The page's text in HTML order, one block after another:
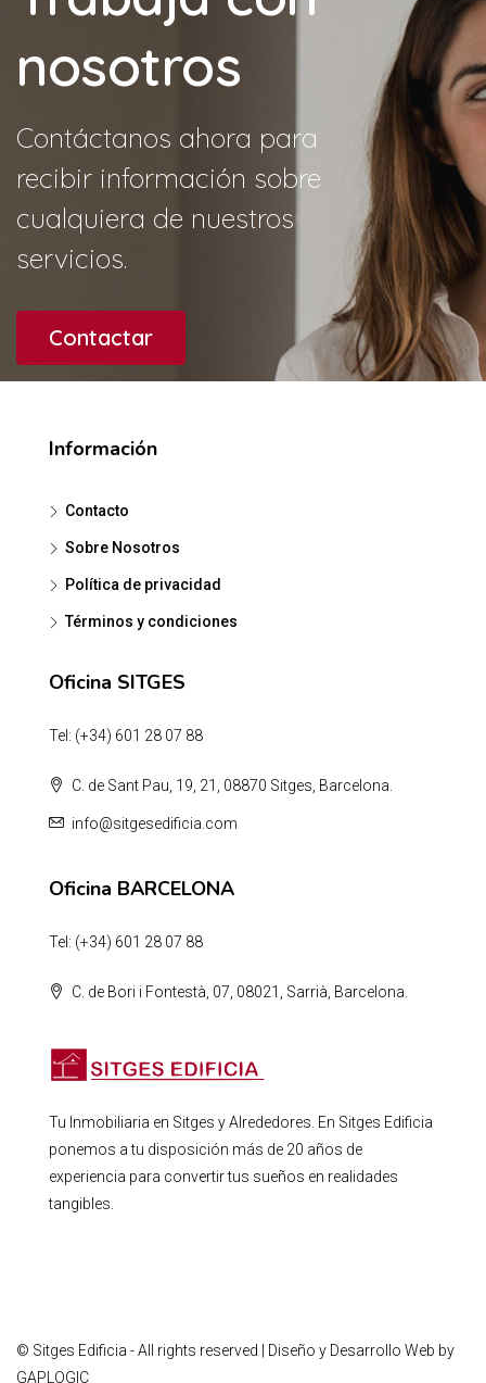
nosotros
Contáctanos ahora para
recibir información sobre
cualquiera de nuestros
servicios.
Contactar
Información
Contacto
Sobre Nosotros
Política de privacidad
Términos y condiciones
Oficina SITGES
Tel: (+34) 601 28 07 88
C. de Sant Pau, 19, 21, 08870 Sitges, Barcelona.
info@sitgesedificia.com
Oficina BARCELONA
Tel: (+34) 601 28 07 88
C. de Bori i Fontestà, 07, 08021, Sarrià, Barcelona.
Tu Inmobiliaria en Sitges y Alrededores. En Sitges Edificia
ponemos a tu disposición más de 20 años de
experiencia para convertir tus sueños en realidades
tangibles.
© Sitges Edificia - All rights reserved | Diseño y Desarrollo Web by
GAPLOGIC